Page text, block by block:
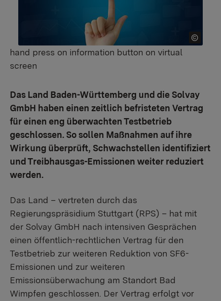
hand press on information button on virtual
screen
Das Land Baden-Württemberg und die Solvay
GmbH haben einen zeitlich befristeten Vertrag
für einen eng überwachten Testbetrieb
geschlossen. So sollen Maßnahmen auf ihre
Wirkung überprüft, Schwachstellen identifiziert
und Treibhausgas-Emissionen weiter reduziert
werden.
Das Land – vertreten durch das
Regierungspräsidium Stuttgart (RPS) – hat mit
der Solvay GmbH nach intensiven Gesprächen
einen öffentlich-rechtlichen Vertrag für den
Testbetrieb zur weiteren Reduktion von SF6-
Emissionen und zur weiteren
Emissionsüberwachung am Standort Bad
Wimpfen geschlossen. Der Vertrag erfolgt vor